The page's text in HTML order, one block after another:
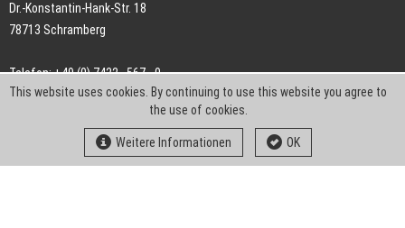
Dr.-Konstantin-Hank-Str. 18
78713 Schramberg
Telefon: +49 (0) 7422 . 567 - 0
Telefax: +49 (0) 7422 . 567 - 239
info-ch@kern-liebers.com
This website uses cookies. By continuing to use this website you agree to
the use of cookies.
Weitere Informationen OK